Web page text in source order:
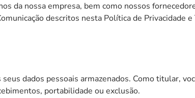
da nossa empresa, bem como nossos
descritos nesta Política de Privacidade
dados pessoais armazenados. Como titular,
portabilidade ou exclusão.